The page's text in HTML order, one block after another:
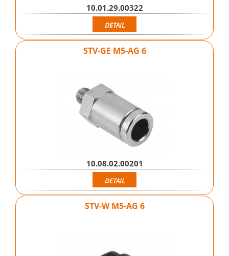
10.01.29.00322
DETAIL
STV-GE M5-AG 6
10.08.02.00201
DETAIL
STV-W M5-AG 6